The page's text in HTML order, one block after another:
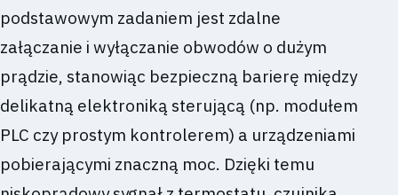
podstawowym zadaniem jest zdalne
załączanie i wyłączanie obwodów o dużym
prądzie, stanowiąc bezpieczną barierę między
delikatną elektroniką sterującą (np. modułem
PLC czy prostym kontrolerem) a urządzeniami
pobierającymi znaczną moc. Dzięki temu